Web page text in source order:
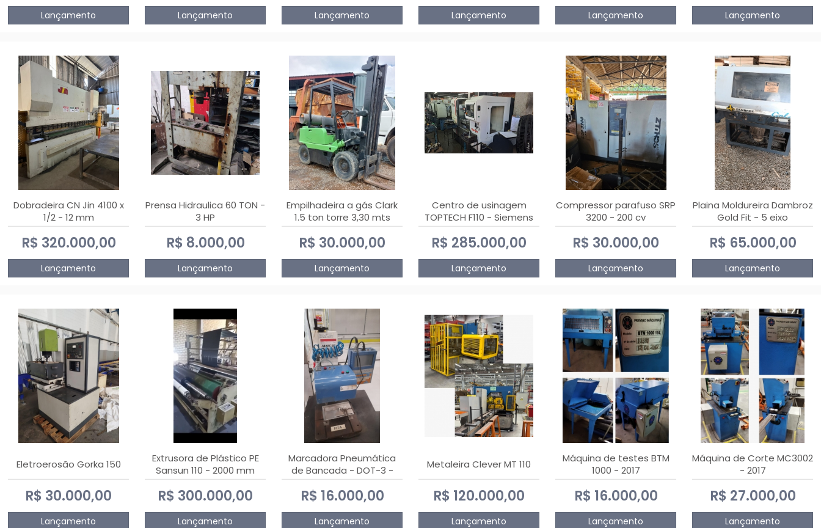
Lançamento Lançamento Lançamento Lançamento Lançamento Lançamento
Dobradeira CN Jin 4100 x
1/2 - 12 mm
R$ 320.000,00
Lançamento
Prensa Hidraulica 60 TON -
3 HP
R$ 8.000,00
Lançamento
Empilhadeira a gás Clark
1.5 ton torre 3,30 mts
R$ 30.000,00
Lançamento
Centro de usinagem
TOPTECH F110 - Siemens
808D Advanced
R$ 285.000,00
Lançamento
Compressor parafuso SRP
3200 - 200 cv
R$ 30.000,00
Lançamento
Plaina Moldureira Dambroz
Gold Fit - 5 eixo
R$ 65.000,00
Lançamento
Eletroerosão Gorka 150
R$ 30.000,00
Lançamento
Extrusora de Plástico PE
Sansun 110 - 2000 mm
R$ 300.000,00
Lançamento
Marcadora Pneumática
de Bancada - DOT-3 -
Usada
R$ 16.000,00
Lançamento
Metaleira Clever MT 110
R$ 120.000,00
Lançamento
Máquina de testes BTM
1000 - 2017
R$ 16.000,00
Lançamento
Máquina de Corte MC3002
- 2017
R$ 27.000,00
Lançamento